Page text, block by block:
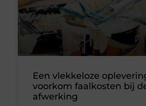
Een vlekkeloze
voorkom faalkosten bij
afwerking